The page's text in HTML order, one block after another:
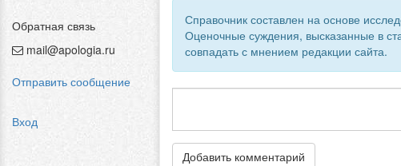
Обратная связь
mail@apologia.ru
Отправить сообщение
Вход
Справочник составлен на основе
Оценочные суждения, высказанные в
совпадать с мнением редакции сайта.
Добавить комментарий